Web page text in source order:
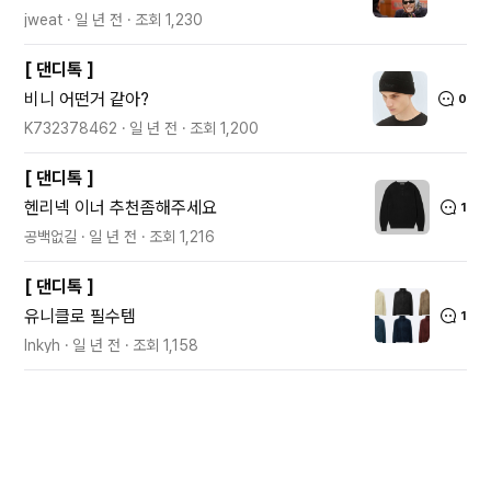
jweat 일 년 전 조회1,230
[ 댄디톡 ]
비니 어떤거 같아?
K732378462 일 년 전 조회1,200
0
[ 댄디톡 ]
헨리넥 이너 추천좀해주세요
공백없길 일 년 전 조회1,216
1
[ 댄디톡 ]
유니클로 필수템
lnkyh 일 년 전 조회1,158
1